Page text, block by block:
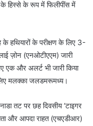
हिस्से के रूप में फिलीपींस में
के हथियारों के परीक्षण के लिए 3-
ज़ोन (एनओटीएएम) जारी
एक और अलर्ट भी जारी किया
मलक्का जलडमरूमध्य।
तट पर छह दिवसीय ‘टाइगर
और आपदा राहत (एचएडीआर)